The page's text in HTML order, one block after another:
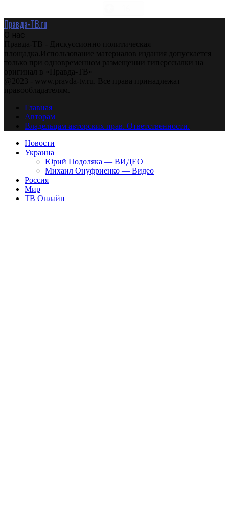
Правда-ТВ.ru
О нас
Правда-ТВ - Дискуссионно политическая
площадка.Использование материалов издания допускается
только при одновременном размещении гиперссылки на
оригинал в «Правда-ТВ»
@2023 - www.pravda-tv.ru. Все права принадлежат
правообладателям.
Главная
Авторам
Владельцам авторских прав. Ответственности.
Новости
Украина
Юрий Подоляка — ВИДЕО
Михаил Онуфриенко — Видео
Россия
Мир
ТВ Онлайн